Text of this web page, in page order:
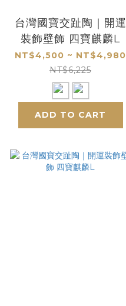
台灣國寶交趾陶｜開運
裝飾壁飾 四寶麒麟L
NT$4,500 ~ NT$4,980
NT$6,225
ADD TO CART